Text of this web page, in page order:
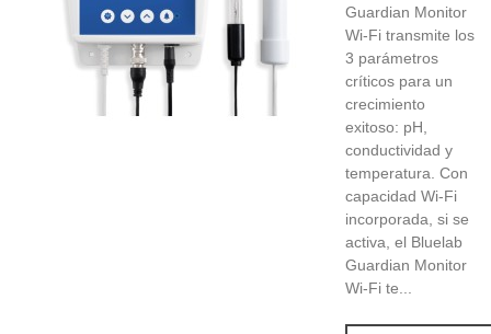
Guardian Monitor
Wi-Fi transmite los
3 parámetros
críticos para un
crecimiento
exitoso: pH,
conductividad y
temperatura. Con
capacidad Wi-Fi
incorporada, si se
activa, el Bluelab
Guardian Monitor
Wi-Fi te...